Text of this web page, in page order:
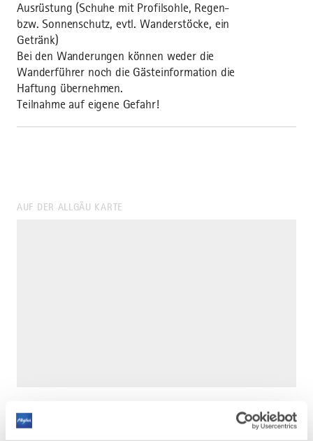
Ausrüstung (Schuhe mit Profilsohle, Regen-
bzw. Sonnenschutz, evtl. Wanderstöcke, ein
Getränk)
Bei den Wanderungen können weder die
Wanderführer noch die Gästeinformation die
Haftung übernehmen.
Teilnahme auf eigene Gefahr!
AUF DER ALLGÄU KARTE